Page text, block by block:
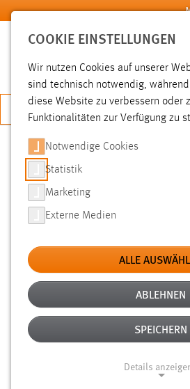
Zum Hauptinhalt springen
JETZT
Hochschule Aktuelles Pressemeldungen
OTH AMBERG-WEIDEN
MIT DER SCHULE FÜR
23.06.2016
Donnerstag, 30.06.2016, 09.30
Weiden, Konferenzraum im
COOKIE EINSTELLUNGEN
Wir nutzen Cookies auf unserer
sind technisch notwendig,
diese Website zu verbessern oder
Funktionalitäten zur Verfügung zu
Notwendige Cookies
Statistik
Marketing
Externe Medien
ALLE
ABLEHNEN
SPEICHERN
Details